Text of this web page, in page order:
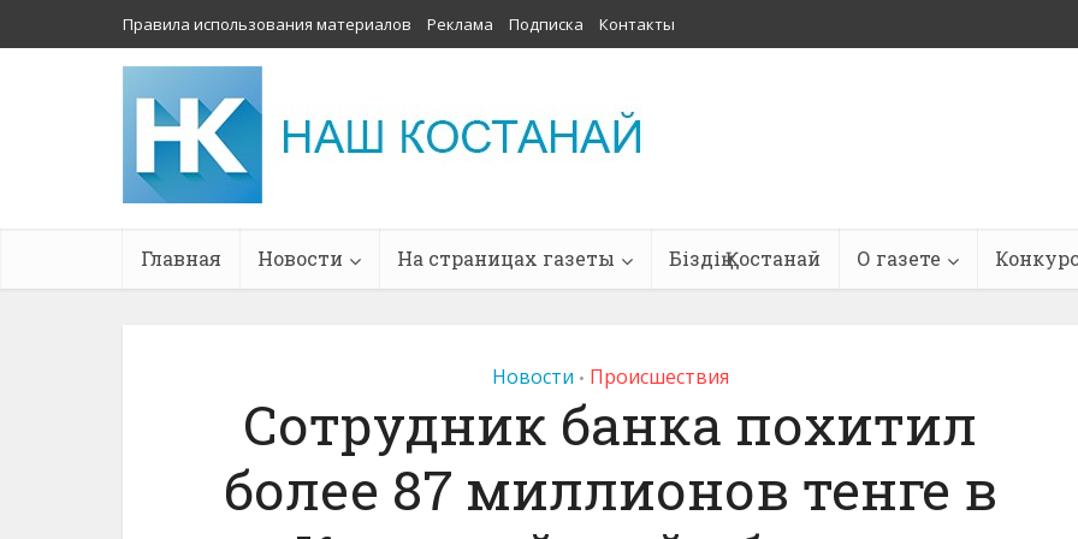
Правила использования материалов Реклама Подписка Контакты
Главная Новости На страницах газеты Біздің Қостанай О газете
Новости • Проиcшествия
Сотрудник банка похитил
более 87 миллионов тенге в